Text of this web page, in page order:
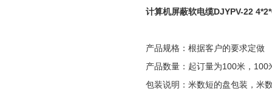
计算机屏蔽软电缆DJYPV-22
产品规格：根据客户的要求定做
产品数量：起订量为100米，100
包装说明：米数短的盘包装，米